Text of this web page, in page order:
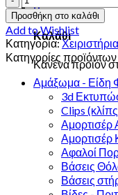
0
Καλάθι
Κανένα προϊόν
208
13'
ΧΕΙΡΙΣΤΗΡΙΑ
ΚΛΙΜΑΤΙΣΜΟΥ
ποσότητα
Προσθήκη στο καλάθι
Add to Wishlist
Κατηγορία:Χειριστήρια
Κατηγορίες προϊόντων
Αμάξωμα - Είδη
3d
Clips
Αμορτισέρ
Αφαλοί
Βάσεις
Βάσεις